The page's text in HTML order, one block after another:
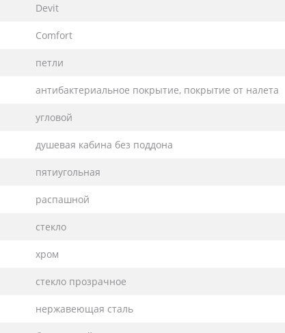
Devit
Comfort
петли
антибактериальное покрытие, покрытие от налета
угловой
душевая кабина без поддона
пятиугольная
распашной
стекло
хром
стекло прозрачное
нержавеющая сталь